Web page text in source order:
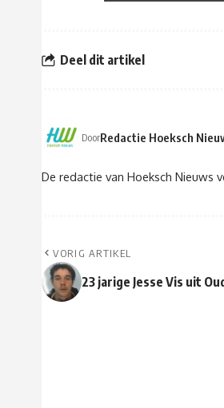
Deel dit artikel
DoorRedactie Hoeksch
De redactie van Hoeksch Nieuws
VORIG ARTIKEL
23 jarige Jesse Vis uit